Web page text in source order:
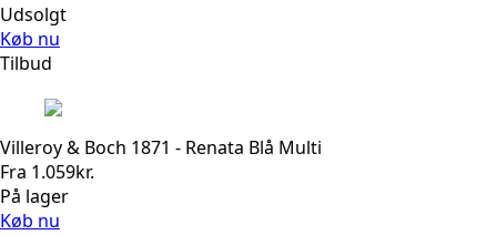
Udsolgt
Køb nu
Tilbud
Villeroy & Boch 1871 - Renata Blå Multi
Fra 1.059kr.
På lager
Køb nu